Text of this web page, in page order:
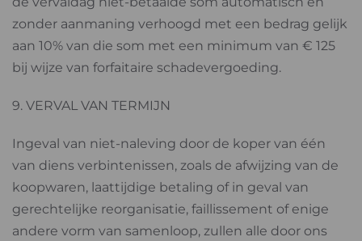
zonder aanmaning verhoogd met een bedrag gelijk
aan 10% van die som met een minimum van € 125
bij wijze van forfaitaire schadevergoeding.
9. VERVAL VAN TERMIJN
Ingeval van niet-naleving door de koper van één
van diens verbintenissen, zoals de afwijzing van de
koopwaren, laattijdige betaling of in geval van
gerechtelijke reorganisatie, faillissement of enige
andere vorm van samenloop, zullen alle door ons